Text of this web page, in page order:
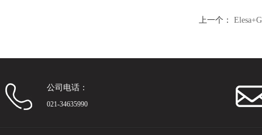
上一个：
公司电话：
021-34635990